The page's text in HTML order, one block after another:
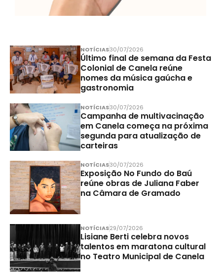
NOTÍCIAS30/07/2026
Último final de semana da Festa
Colonial de Canela reúne
nomes da música gaúcha e
gastronomia
NOTÍCIAS30/07/2026
Campanha de multivacinação
em Canela começa na próxima
segunda para atualização de
carteiras
NOTÍCIAS30/07/2026
Exposição No Fundo do Baú
reúne obras de Juliana Faber
na Câmara de Gramado
NOTÍCIAS29/07/2026
Lisiane Berti celebra novos
talentos em maratona cultural
no Teatro Municipal de Canela